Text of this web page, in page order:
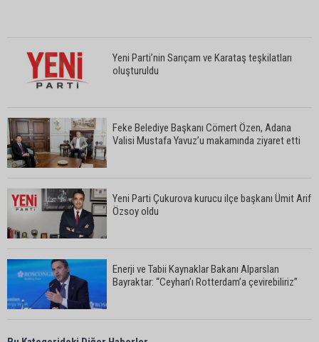
Yeni Parti’nin Sarıçam ve Karataş teşkilatları
oluşturuldu
Feke Belediye Başkanı Cömert Özen, Adana
Valisi Mustafa Yavuz’u makamında ziyaret etti
Yeni Parti Çukurova kurucu ilçe başkanı Ümit Arif
Özsoy oldu
Enerji ve Tabii Kaynaklar Bakanı Alparslan
Bayraktar: “Ceyhan’ı Rotterdam’a çevirebiliriz”